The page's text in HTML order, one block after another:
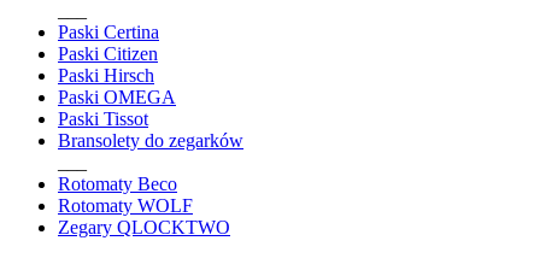
Paski Certina
Paski Citizen
Paski Hirsch
Paski OMEGA
Paski Tissot
Bransolety do zegarków
Rotomaty Beco
Rotomaty WOLF
Zegary QLOCKTWO